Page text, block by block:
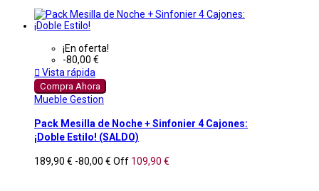
¡En oferta!
-80,00 €
 Vista rápida
Compra Ahora
Mueble Gestion
Pack Mesilla de Noche + Sinfonier 4 Cajones:
¡Doble Estilo! (SALDO)
189,90 € -80,00 € Off 109,90 €